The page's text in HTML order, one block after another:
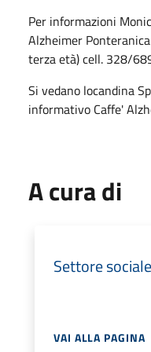
Per informazioni
Alzheimer
terza età) cell. 328/
Si vedano locandina
informativo Caffe'
A cura di
Settore sociale
VAI ALLA PAGINA